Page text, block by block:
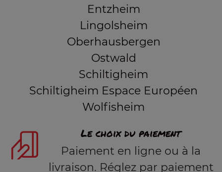
Entzheim
Lingolsheim
Oberhausbergen
Ostwald
Schiltigheim
Schiltigheim Espace Européen
Wolfisheim
Le choix du paiement
Paiement en ligne ou à la
livraison. Réglez par paiement